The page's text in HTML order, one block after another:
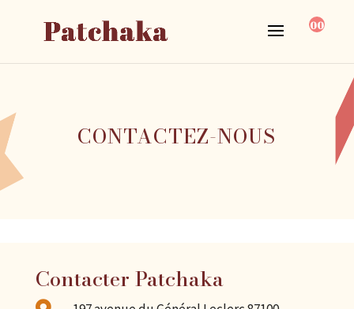
00
CONTACTEZ-NOUS
Contacter Patchaka